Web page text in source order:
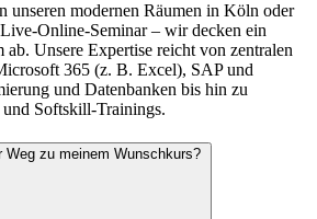
unseren modernen Räumen in Köln oder
Online-Seminar – wir decken ein
ab. Unsere Expertise reicht von zentralen
365 (z. B. Excel), SAP und
und Datenbanken bis hin zu
Softskill-Trainings.
zu meinem Wunschkurs?